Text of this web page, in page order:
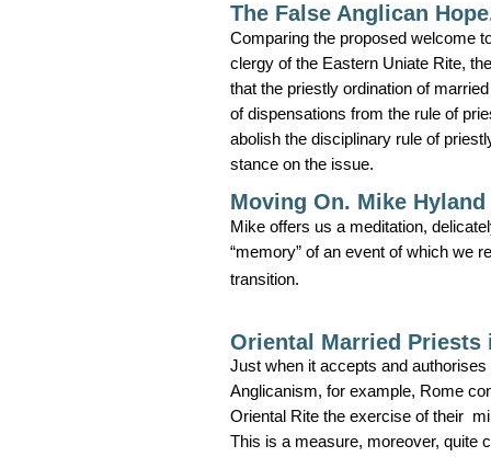
The False Anglican
Comparing the proposed welcome
clergy of the Eastern Uniate Rite,
that the priestly ordination of
of dispensations from the rule of
abolish the disciplinary rule of
stance on the issue.
Moving On. Mike Hyland
Mike offers us a meditation,
“memory” of an event of which we
transition.
Oriental Married Priests
Just when it accepts and
Anglicanism, for example, Rome
Oriental Rite the exercise of their
This is a measure, moreover, quite